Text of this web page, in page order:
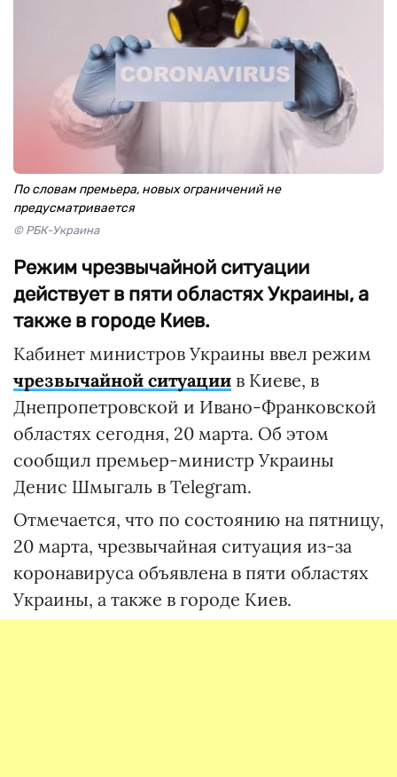
По словам премьера, новых ограничений не
предусматривается
© РБК-Украина
Режим чрезвычайной ситуации
действует в пяти областях Украины, а
также в городе Киев.
Кабинет министров Украины ввел режим
чрезвычайной ситуации в Киеве, в
Днепропетровской и Ивано-Франковской
областях сегодня, 20 марта. Об этом
сообщил премьер-министр Украины
Денис Шмыгаль в Telegram.
Отмечается, что по состоянию на пятницу,
20 марта, чрезвычайная ситуация из-за
коронавируса объявлена в пяти областях
Украины, а также в городе Киев.